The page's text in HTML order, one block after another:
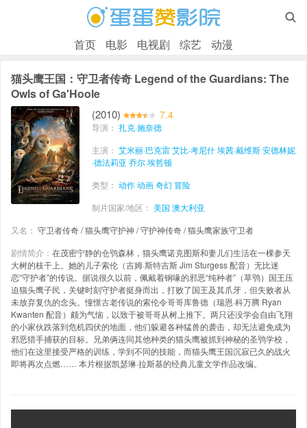

首页 电影 电视剧 综艺 动漫
猫头鹰王国：守卫者传奇 Legend of the Guardians: The
Owls of Ga'Hoole
(2010) 7.4
导演： 扎克·施奈德
主演： 艾米丽·巴克雷艾比·考尼什埃茜·戴维斯安德林妮
·德法莉亚 乔尔·埃哲顿
类型： 动作动画奇幻 冒险
制片国家/地区： 美国 澳大利亚
又名： 守卫者传奇 / 猫头鹰守护神 / 守护神传奇 / 猫头鹰家族守卫者
剧情简介： 在茂密宁静的仓鸮森林，猫头鹰诺克图斯和妻儿们生活在一棵参天
大树的枝干上。她的儿子索伦（吉姆·斯特吉斯 Jim Sturgess 配音）无比迷
恋“守护者”的传说。据说很久以前，佩戴着钢喙的邪恶“纯种者”（草鸮）国王压
迫猫头鹰子民，关键时刻守护者挺身而出，打败了国王及其爪牙，但失败者从
未放弃复仇的念头。憧憬古老传说的索伦令哥哥库鲁德（瑞恩·科万腾 Ryan
Kwanten 配音）颇为气恼，以致于被哥哥从树上推下。两只还没学会自由飞翔
的小家伙跌落到危机四伏的地面，他们躲避各种猛兽的袭击，却无法避免成为
邪恶猎手捕获的目标。兄弟俩连同其他种类的猫头鹰被抓到神秘的圣鸮学校，
他们在这里接受严格的训练，学到不同的技能，而猫头鹰王国沉寂已久的战火
即将再次点燃…… 本片根据凯瑟琳·拉斯基的经典儿童文学作品改编。